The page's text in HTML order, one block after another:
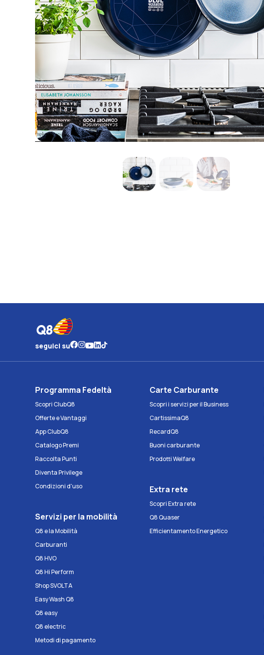
seguici su
Programma Fedeltà
Scopri ClubQ8
Offerte e Vantaggi
App ClubQ8
Catalogo Premi
Raccolta Punti
Diventa Privilege
Condizioni d'uso
Servizi per la mobilità
Q8 e la Mobilità
Carburanti
Q8 HVO
Q8 Hi Perform
Shop SVOLTA
Easy Wash Q8
Q8 easy
Q8 electric
Metodi di pagamento
Carte Carburante
Scopri i servizi per il Business
CartissimaQ8
RecardQ8
Buoni carburante
Prodotti Welfare
Extra rete
Scopri Extra rete
Q8 Quaser
Efficientamento Energetico